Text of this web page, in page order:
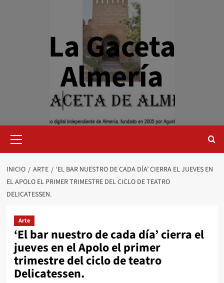
La Gaceta
Almería
primario
INICIO ARTE
‘EL BAR NUESTRO DE CADA DÍA’ CIERRA EL JUEVES EN
EL APOLO EL PRIMER TRIMESTRE DEL CICLO DE TEATRO
DELICATESSEN.
Arte
‘El bar nuestro de cada día’ cierra el
jueves en el Apolo el primer
trimestre del ciclo de teatro
Delicatessen.